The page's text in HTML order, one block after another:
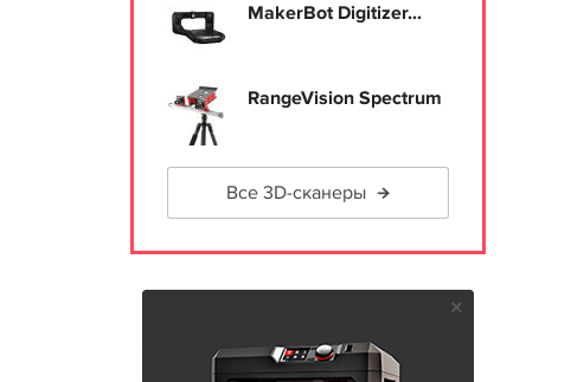
MakerBot Digitizer...
RangeVision Spectrum
Все 3D-сканеры